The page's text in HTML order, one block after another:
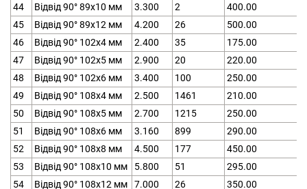
44
Відвід 90° 89х10 мм 3.300 2
400.00
45
Відвід 90° 89х12 мм 4.200 26
500.00
46
Відвід 90° 102х4 мм 2.400 35
175.00
47
Відвід 90° 102х5 мм 2.900 20
220.00
48
Відвід 90° 102х6 мм 3.400 100
250.00
49
Відвід 90° 108х4 мм 2.500 1461
210.00
50
Відвід 90° 108х5 мм 2.700 1215
250.00
51
Відвід 90° 108х6 мм 3.160 899
290.00
52
Відвід 90° 108х8 мм 4.500 177
450.00
53
Відвід 90° 108х10 мм 5.800 51
295.00
54
Відвід 90° 108х12 мм 7.000 26
350.00